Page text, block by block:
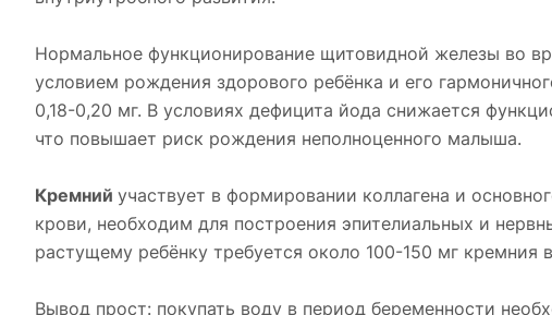
Нормальное функционирование щитовидной железы во
условием рождения здорового ребёнка и его
0,18-0,20 мг. В условиях дефицита йода снижается
что повышает риск рождения неполноценного малыша.
Кремний участвует в формировании коллагена и
крови, необходим для построения эпителиальных и
растущему ребёнку требуется около 100-150 мг кремния
Вывод прост: покупать воду в период беременности